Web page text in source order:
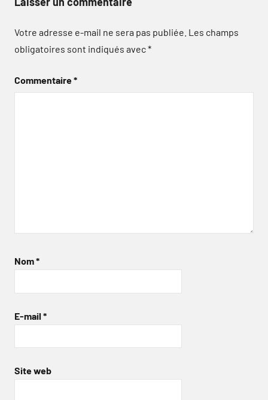
Votre adresse e-mail ne sera pas publiée. Les champs
obligatoires sont indiqués avec*
Commentaire*
Nom*
E-mail *
Site web